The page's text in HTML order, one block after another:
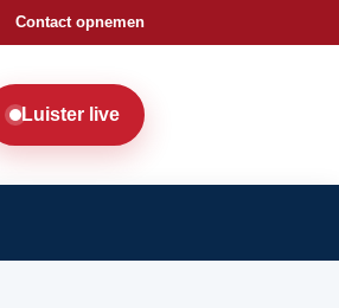
Contact opnemen
Luister live